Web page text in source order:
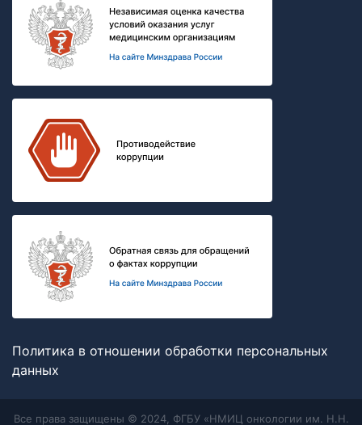
Политика в отношении обработки персональных
данных
Все права защищены © 2024, ФГБУ «НМИЦ онкологии им. Н.Н.